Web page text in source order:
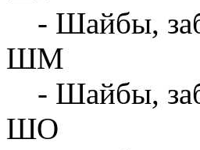
- Шайбы,
ШМ
- Шайбы,
ШО